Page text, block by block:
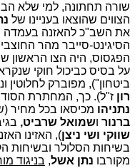
שורה תחתונה, למי שלא
הצווים שהוצאו בעניינו של
את השב"כ להאזנה בעמדה
הסיגינט-סייבר מהר
על בסיס כביכול חוקי
ביטחון"), מפוברק לחלוטין
רון ז"ל). כך, המחתרת
נתניהו מכיסאו בכל מחיר
ברנור ושמואל שרביט,
שווקי ושי ניצן), האזינו
בשיחות הסלולר ובשיחות
מקורבו נתן אשל, בניגוד